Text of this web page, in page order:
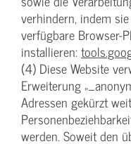
verhindern, indem
verfügbare Browser-
installieren:
(4) Diese Website
Erweiterung
Adressen gekürzt
werden. Soweit den